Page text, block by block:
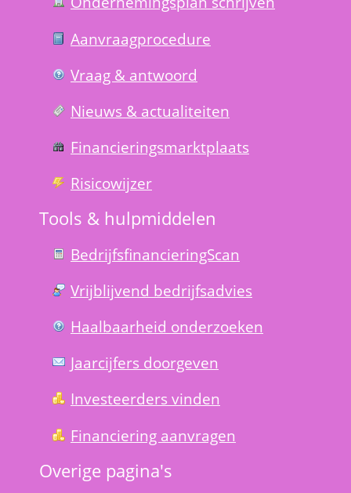
Aanvraag­procedure
Vraag & antwoord
Nieuws & actualiteiten
Financierings­markt­plaats
Risico­wijzer
Tools & hulp­middelen
Bedrijfsfinanciering­Scan
Vrijblijvend bedrijfs­advies
Haal­baar­heid onder­zoeken
Jaarcijfers doorgeven
Investeerders vinden
Financiering aanvragen
Overige pagina's